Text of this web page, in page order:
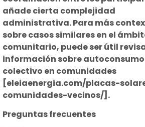
añade cierta complejidad
administrativa. Para más
sobre casos similares en el
comunitario, puede ser útil
información sobre autoconsumo
colectivo en comunidades
[eleiaenergia.com/placas-
comunidades-vecinos/].
Preguntas frecuentes